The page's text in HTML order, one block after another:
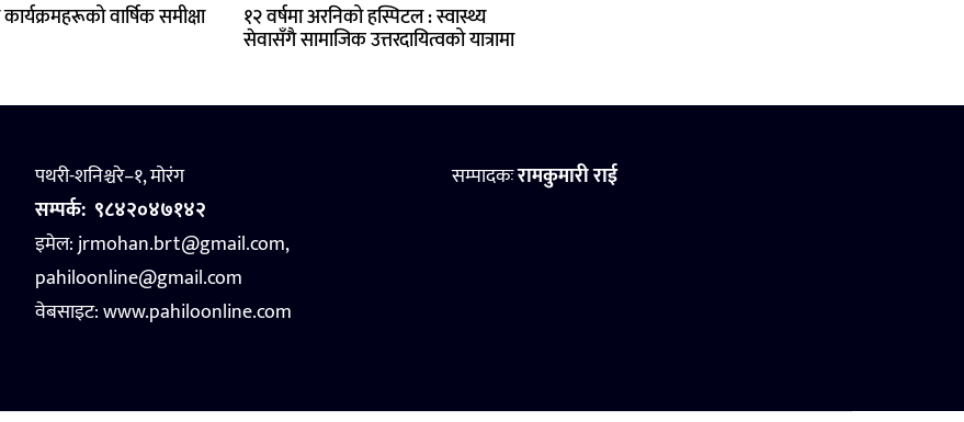
वार्षिक समीक्षा १२ वर्षमा अरनिको हस्पिटल : स्वास्थ्य
सेवासँगै सामाजिक उत्तरदायित्वको यात्रामा
पथरी-शनिश्चरे–१, मोरंग
सम्पर्क: ९८४२०४७१४२
इमेल: jrmohan.brt@gmail.com,
pahiloonline@gmail.com
वेबसाइट:www.pahiloonline.com
सम्पादकःरामकुमारी राई